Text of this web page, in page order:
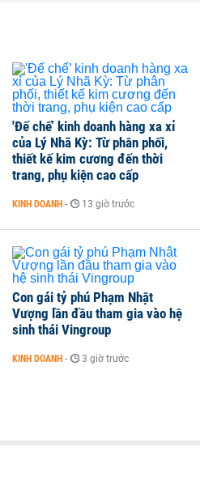
'Đế chế’ kinh doanh hàng xa xỉ
của Lý Nhã Kỳ: Từ phân phối,
thiết kế kim cương đến thời
trang, phụ kiện cao cấp
KINH DOANH - 13 giờ trước
Con gái tỷ phú Phạm Nhật
Vượng lần đầu tham gia vào hệ
sinh thái Vingroup
KINH DOANH - 3 giờ trước